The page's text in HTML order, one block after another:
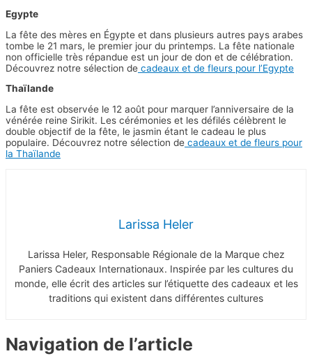
Egypte
La fête des mères en Égypte et dans plusieurs autres pays arabes
tombe le 21 mars, le premier jour du printemps. La fête nationale
non officielle très répandue est un jour de don et de célébration.
Découvrez notre sélection de cadeaux et de fleurs pour l’Egypte
Thaïlande
La fête est observée le 12 août pour marquer l’anniversaire de la
vénérée reine Sirikit. Les cérémonies et les défilés célèbrent le
double objectif de la fête, le jasmin étant le cadeau le plus
populaire. Découvrez notre sélection de cadeaux et de fleurs pour
la Thaïlande
Larissa Heler
Larissa Heler, Responsable Régionale de la Marque chez
Paniers Cadeaux Internationaux. Inspirée par les cultures du
monde, elle écrit des articles sur l’étiquette des cadeaux et les
traditions qui existent dans différentes cultures
Navigation de l’article